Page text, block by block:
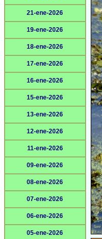
21-ene-2026
19-ene-2026
18-ene-2026
17-ene-2026
16-ene-2026
15-ene-2026
13-ene-2026
12-ene-2026
11-ene-2026
09-ene-2026
08-ene-2026
07-ene-2026
06-ene-2026
05-ene-2026